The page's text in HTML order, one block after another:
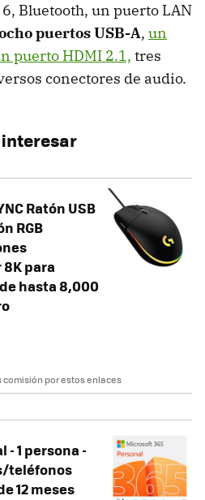
Bluetooth, un puerto LAN
puertos USB-A, un
puerto HDMI 2.1, tres
conectores de audio.
interesar
Ratón USB
RGB
para
hasta 8,000
comisión por estos enlaces
- 1 persona -
teléfonos
12 meses